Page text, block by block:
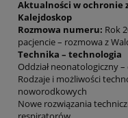
Aktualności w ochronie
Kalejdoskop
Rozmowa numeru: Rok
pacjencie – rozmowa z
Technika – technologia
Oddział neonatologiczny
Rodzaje i możliwości
noworodkowych
Nowe rozwiązania